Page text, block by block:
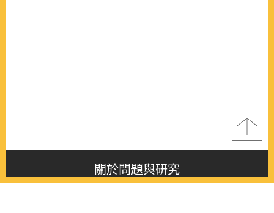
關於問題與研究
About this journal